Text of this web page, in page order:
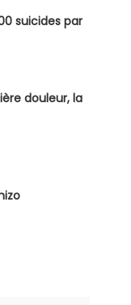
suicides par
douleur, la